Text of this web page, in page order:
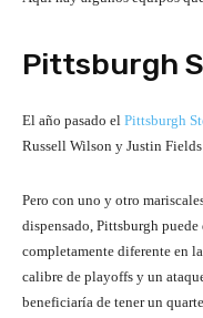
Pittsburgh
El año pasado el Pittsburgh
Russell Wilson y Justin
Pero con uno y otro
dispensado, Pittsburgh
completamente diferente en
calibre de playoffs y un
beneficiaría de tener un